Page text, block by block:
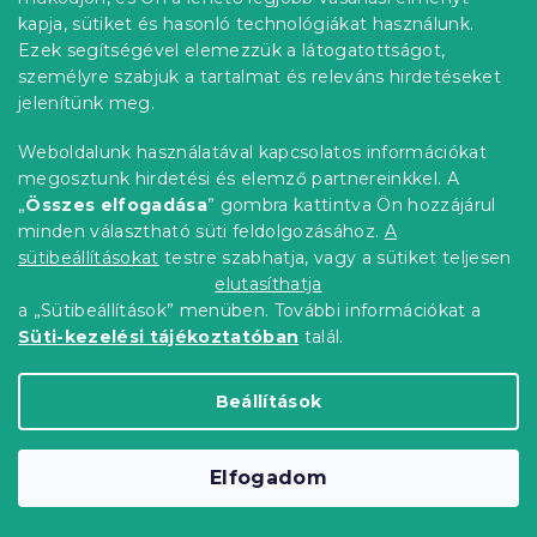
kapja, sütiket és hasonló technológiákat használunk.
Ezek segítségével elemezzük a látogatottságot,
személyre szabjuk a tartalmat és releváns hirdetéseket
jelenítünk meg.
Weboldalunk használatával kapcsolatos információkat
megosztunk hirdetési és elemző partnereinkkel. A
„Összes elfogadása” gombra kattintva Ön hozzájárul
minden választható süti feldolgozásához. A
sütibeállításokat testre szabhatja, vagy a sütiket teljesen
elutasíthatja
a „Sütibeállítások” menüben. További információkat a
Süti-kezelési tájékoztatóban talál.
Beállítások
Elfogadom
Kedvezménykupon
-15% "MINUSZ15"
Lux szürke krepp ágyneműhuzat
gombos
11 187 Ft Kosárba